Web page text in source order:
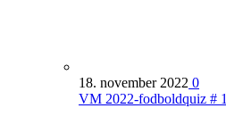
18. november 2022 0
VM 2022-fodboldquiz # 1